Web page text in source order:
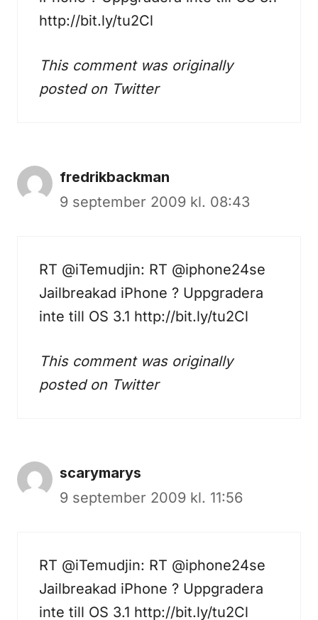
http://bit.ly/tu2Cl
This comment was originally
posted on Twitter
fredrikbackman
9 september 2009 kl. 08:43
RT @iTemudjin: RT @iphone24se
Jailbreakad iPhone ? Uppgradera
inte till OS 3.1 http://bit.ly/tu2Cl
This comment was originally
posted on Twitter
scarymarys
9 september 2009 kl. 11:56
RT @iTemudjin: RT @iphone24se
Jailbreakad iPhone ? Uppgradera
inte till OS 3.1 http://bit.ly/tu2Cl